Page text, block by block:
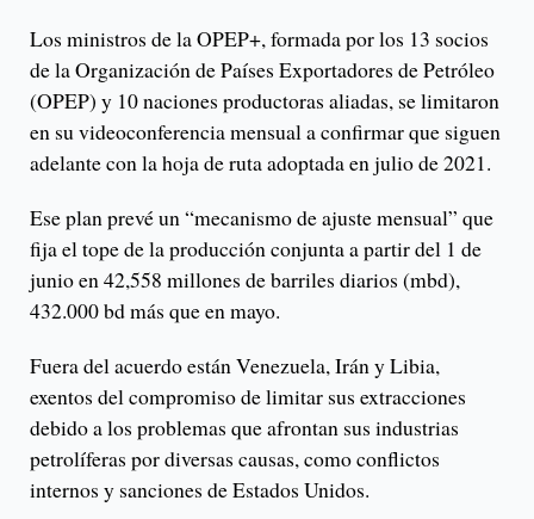
Los ministros de la OPEP+, formada por los 13 socios
de la Organización de Países Exportadores de Petróleo
(OPEP) y 10 naciones productoras aliadas, se limitaron
en su videoconferencia mensual a confirmar que siguen
adelante con la hoja de ruta adoptada en julio de 2021.
Ese plan prevé un “mecanismo de ajuste mensual” que
fija el tope de la producción conjunta a partir del 1 de
junio en 42,558 millones de barriles diarios (mbd),
432.000 bd más que en mayo.
Fuera del acuerdo están Venezuela, Irán y Libia,
exentos del compromiso de limitar sus extracciones
debido a los problemas que afrontan sus industrias
petrolíferas por diversas causas, como conflictos
internos y sanciones de Estados Unidos.